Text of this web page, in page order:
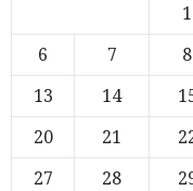
1
6
7 8
13
14
20
21
27
28